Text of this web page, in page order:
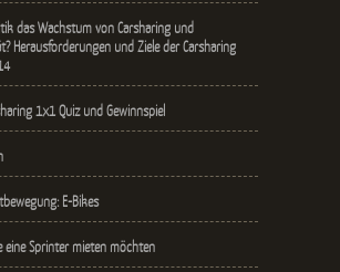
das Wachstum von Carsharing und
Herausforderungen und Ziele der Carsharing
1x1 Quiz und Gewinnspiel
E-Bikes
eine Sprinter mieten möchten